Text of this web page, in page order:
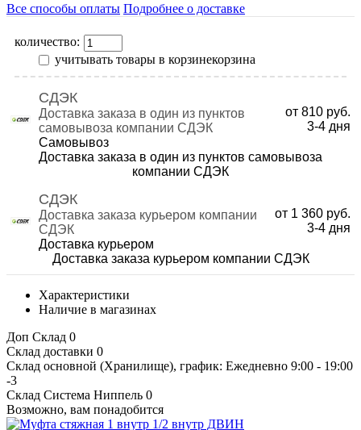
Все способы оплаты Подробнее о доставке
количество:
учитывать товары в корзинекорзина
СДЭК
Доставка заказа в один из пунктов
самовывоза компании СДЭК
Самовывоз
от 810 руб.
3-4 дня
Доставка заказа в один из пунктов самовывоза
компании СДЭК
СДЭК
Доставка заказа курьером компании
СДЭК
Доставка курьером
от 1 360 руб.
3-4 дня
Доставка заказа курьером компании СДЭК
Характеристики
Наличие в магазинах
Доп Склад 0
Склад доставки 0
Склад основной (Хранилище), график: Ежедневно 9:00 - 19:00
-3
Склад Система Ниппель 0
Возможно, вам понадобится